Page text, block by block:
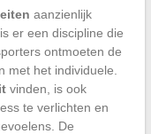
aanzienlijk
er een discipline die
ontmoeten de
met het individuele.
vinden, is ook
te verlichten en
De